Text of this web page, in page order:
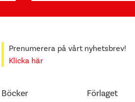
Prenumerera på vårt nyhetsbrev!
Klicka här
Böcker Förlaget